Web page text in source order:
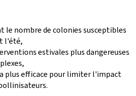
le nombre de colonies susceptibles
l'été,
estivales plus dangereuses
plus efficace pour limiter l'impact